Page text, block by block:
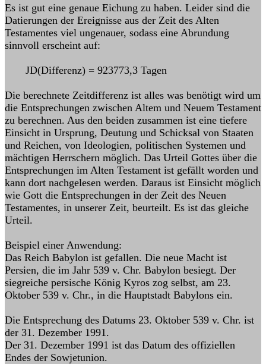
Es ist gut eine genaue Eichung zu haben. Leider sind die
Datierungen der Ereignisse aus der Zeit des Alten
Testamentes viel ungenauer, sodass eine Abrundung
sinnvoll erscheint auf:
JD(Differenz) = 923773,3 Tagen
Die berechnete Zeitdifferenz ist alles was benötigt wird um
die Entsprechungen zwischen Altem und Neuem Testament
zu berechnen. Aus den beiden zusammen ist eine tiefere
Einsicht in Ursprung, Deutung und Schicksal von Staaten
und Reichen, von Ideologien, politischen Systemen und
mächtigen Herrschern möglich. Das Urteil Gottes über die
Entsprechungen im Alten Testament ist gefällt worden und
kann dort nachgelesen werden. Daraus ist Einsicht möglich
wie Gott die Entsprechungen in der Zeit des Neuen
Testamentes, in unserer Zeit, beurteilt. Es ist das gleiche
Urteil.
Beispiel einer Anwendung:
Das Reich Babylon ist gefallen. Die neue Macht ist
Persien, die im Jahr 539 v. Chr. Babylon besiegt. Der
siegreiche persische König Kyros zog selbst, am 23.
Oktober 539 v. Chr., in die Hauptstadt Babylons ein.
Die Entsprechung des Datums 23. Oktober 539 v. Chr. ist
der 31. Dezember 1991.
Der 31. Dezember 1991 ist das Datum des offiziellen
Endes der Sowjetunion.